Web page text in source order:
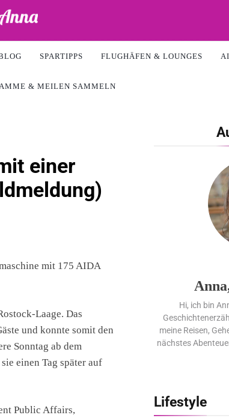
SPARTIPPS FLUGHÄFEN & LOUNGES
& MEILEN SAMMELN
einer
mit 175 AIDA
Laage. Das
und konnte somit den
Sonntag ab dem
einen Tag später auf
Public Affairs,
Hi, ich bin
meine Reisen,
nächstes
Lifestyle